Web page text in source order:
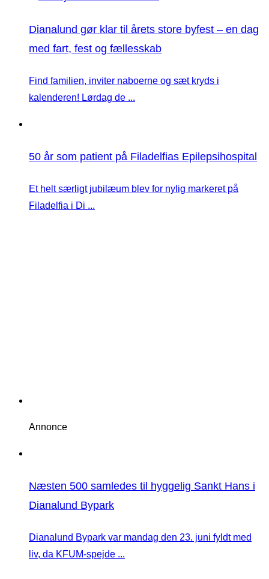
Dianalund gør klar til årets store byfest – en dag
med fart, fest og fællesskab
Find familien, inviter naboerne og sæt kryds i
kalenderen! Lørdag de ...
50 år som patient på Filadelfias Epilepsihospital
Et helt særligt jubilæum blev for nylig markeret på
Filadelfia i Di ...
Annonce
Næsten 500 samledes til hyggelig Sankt Hans i
Dianalund Bypark
Dianalund Bypark var mandag den 23. juni fyldt med
liv, da KFUM-spejde ...